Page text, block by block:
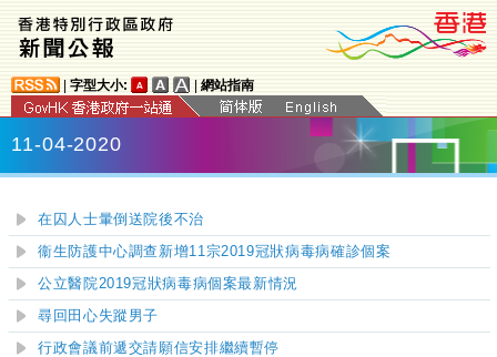
字型大小: 網站指南
11-04-2020
在囚人士暈倒送院後不治
衞生防護中心調查新增11宗2019冠狀病毒病確診個案
公立醫院2019冠狀病毒病個案最新情況
尋回田心失蹤男子
行政會議前遞交請願信安排繼續暫停